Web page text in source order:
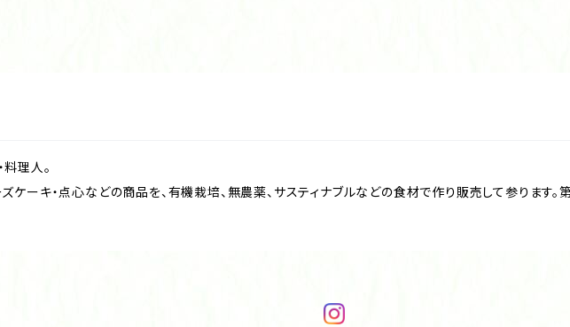
料理人。
ズケーキ・点心などの商品を、有機栽培、無農薬、サスティナブルなどの食材で作り販売して参ります